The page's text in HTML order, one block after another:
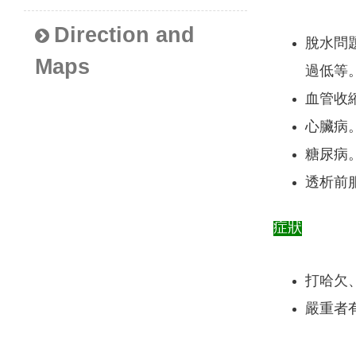
Direction and
Maps
脫水問
過低等
血管收
心臟病
糖尿病
透析前
症狀
打哈欠
嚴重者